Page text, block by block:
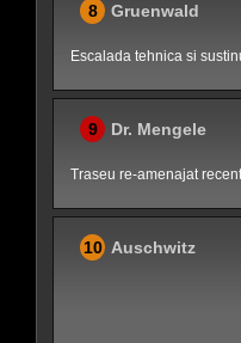
8 Gruenwald
Escalada tehnica si
9 Dr. Mengele
Traseu re-amenajat
10 Auschwitz